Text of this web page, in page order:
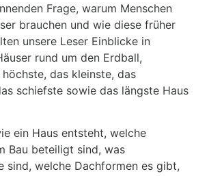
Frage, warum Menschen
brauchen und wie diese früher
unsere Leser Einblicke in
rund um den Erdball,
das kleinste, das
schiefste sowie das längste Haus
ein Haus entsteht, welche
Bau beteiligt sind, was
sind, welche Dachformen es gibt,